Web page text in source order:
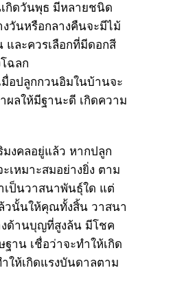
กิดวันพุธ มีหลายชนิด
งวันหรือกลางคืนจะมีไม้
และควรเลือกที่มีดอกสี
ฉลก
มื่อปลูกกวนอิมในบ้านจะ
ผลให้มีฐานะดี เกิดความ
มงคลอยู่แล้ว หากปลูก
เหมาะสมอย่างยิ่ง ตาม
เป็นวาสนาพันธุ์ใด แต่
วนั้นให้คุณทั้งสิ้น วาสนา
ด้านบุญที่สูงล้น มีโชค
าน เชื่อว่าจะทำให้เกิด
ให้เกิดแรงบันดาลตาม